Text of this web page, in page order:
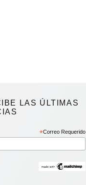
LAS ÚLTIMAS
*Correo Requerido